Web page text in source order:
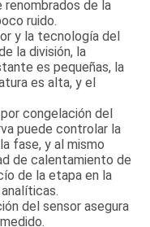
de la
ruido.
y la tecnología del
la división, la
es pequeñas, la
es alta, y el
congelación del
puede controlar la
fase, y al mismo
de calentamiento de
de la etapa en la
del sensor asegura